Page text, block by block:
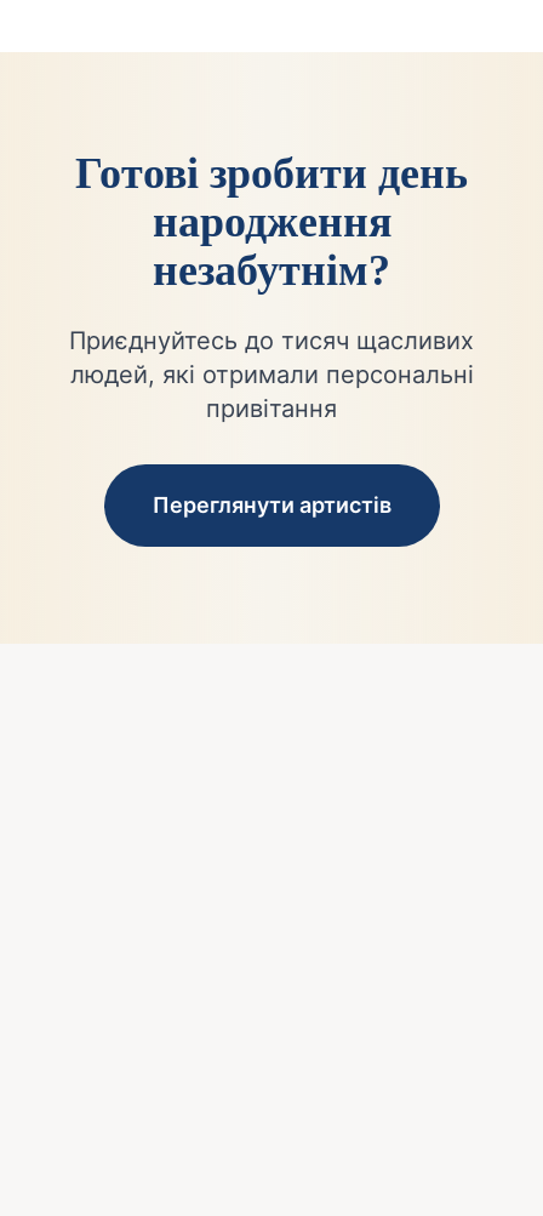
Готові зробити день
народження
незабутнім?
Приєднуйтесь до тисяч щасливих
людей, які отримали персональні
привітання
Переглянути артистів